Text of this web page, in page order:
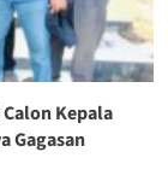
Kepala
Gagasan